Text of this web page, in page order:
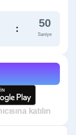
: 50
Saniye
katılın